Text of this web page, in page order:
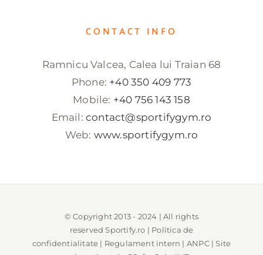
CONTACT INFO
Ramnicu Valcea, Calea lui Traian 68
Phone: +40 350 409 773
Mobile: +40 756 143 158
Email: contact@sportifygym.ro
Web: www.sportifygym.ro
© Copyright 2013 - 2024 | All rights
reservedSportify.ro | Politica de
confidentialitate | Regulament intern | ANPC| Site